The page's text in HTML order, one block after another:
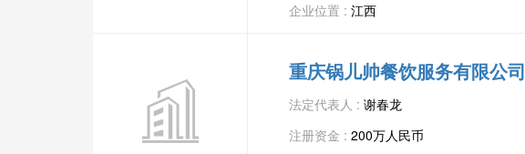
企业位置 : 江西
重庆锅儿帅餐饮服务有限公司
法定代表人 : 谢春龙
注册资金 : 200万人民币